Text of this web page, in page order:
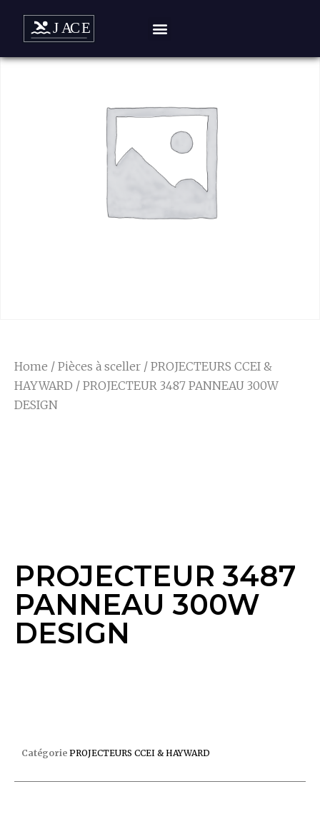
Home / Pièces à sceller / PROJECTEURS CCEI &
HAYWARD / PROJECTEUR 3487 PANNEAU 300W
DESIGN
PROJECTEUR 3487
PANNEAU 300W
DESIGN
Catégorie PROJECTEURS CCEI & HAYWARD